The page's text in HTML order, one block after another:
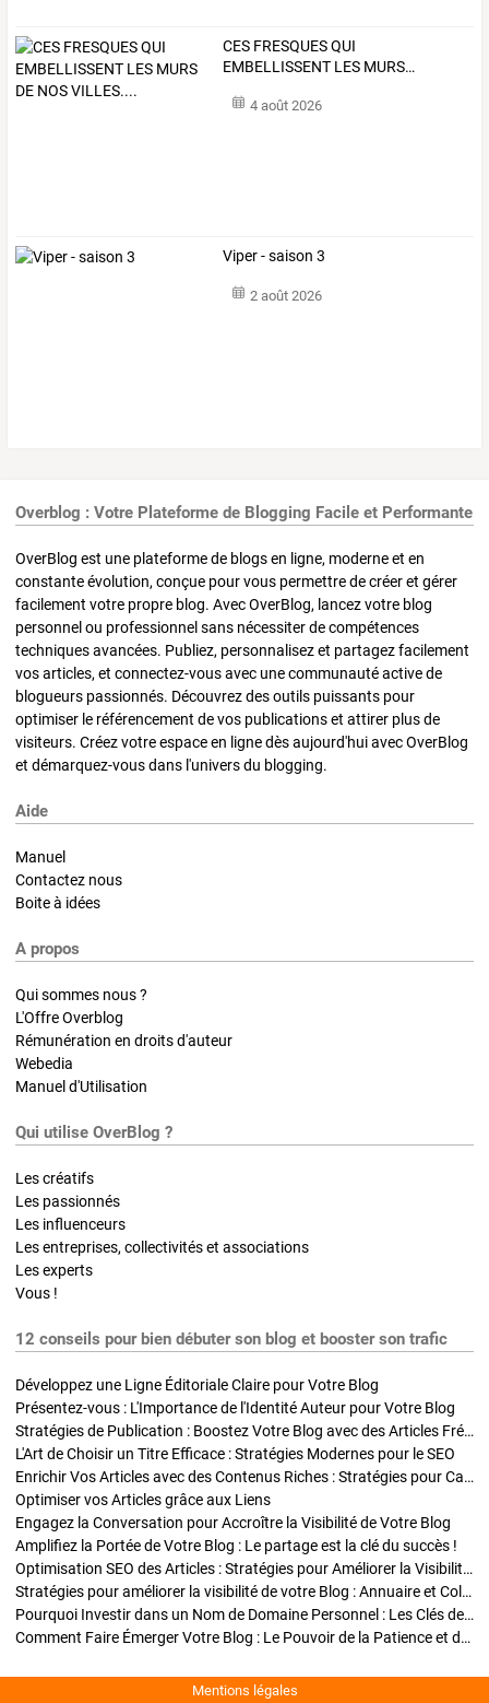
CES FRESQUESQUI
EMBELLISSENT LES MURS…
4 août 2026
Viper - saison 3
2 août 2026
Overblog : Votre Plateforme de Blogging Facile et Performante
OverBlog est une plateforme de blogs en ligne, moderne et en
constante évolution, conçue pour vous permettre de créer et gérer
facilement votre propre blog. Avec OverBlog, lancez votre blog
personnel ou professionnel sans nécessiter de compétences
techniques avancées. Publiez, personnalisez et partagez facilement
vos articles, et connectez-vous avec une communauté active de
blogueurs passionnés. Découvrez des outils puissants pour
optimiser le référencement de vos publications et attirer plus de
visiteurs. Créez votre espace en ligne dès aujourd'hui avec OverBlog
et démarquez-vous dans l'univers du blogging.
Aide
Manuel
Contactez nous
Boite à idées
A propos
Qui sommes nous ?
L'Offre Overblog
Rémunération en droits d'auteur
Webedia
Manuel d'Utilisation
Qui utilise OverBlog ?
Les créatifs
Les passionnés
Les influenceurs
Les entreprises, collectivités et associations
Les experts
Vous !
12 conseils pour bien débuter son blog et booster son trafic
Développez une Ligne Éditoriale Claire pour Votre Blog
Présentez-vous : L'Importance de l'Identité Auteur pour Votre Blog
Stratégies de Publication : Boostez Votre Blog avec des Articles Fréquents et Exclusifs
L'Art de Choisir un Titre Efficace : Stratégies Modernes pour le SEO
Enrichir Vos Articles avec des Contenus Riches : Stratégies pour Captiver et Optimiser
Optimiser vos Articles grâce aux Liens
Engagez la Conversation pour Accroître la Visibilité de Votre Blog
Amplifiez la Portée de Votre Blog : Le partage est la clé du succès !
Optimisation SEO des Articles : Stratégies pour Améliorer la Visibilité de Votre Blog
Stratégies pour améliorer la visibilité de votre Blog : Annuaire et Collaborations
Pourquoi Investir dans un Nom de Domaine Personnel : Les Clés de la Réussite de Votre Blog
Comment Faire Émerger Votre Blog : Le Pouvoir de la Patience et de la Persévérance
Mentions légales